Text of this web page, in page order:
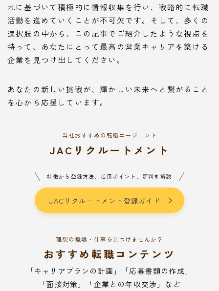
れに基づいて積極的に情報収集を行い、戦略的に転職
活動を進めていくことが不可欠です。そして、多くの
選択肢の中から、この記事でご紹介したような視点を
持って、あなたにとって最高の営業キャリアを築ける
企業を見つけ出してください。
あなたの新しい挑戦が、輝かしい未来へと繋がること
を心から応援しています。
当社おすすめの転職エージェント
JACリクルートメント
特徴から登録方法、活用ポイント、評判を解説
JACリクルートメント登録ガイド
理想の職場・仕事を見つけませんか？
おすすめ転職コンテンツ
「キャリアプランの計画」「応募書類の作成」
「面接対策」「企業との年収交渉」など